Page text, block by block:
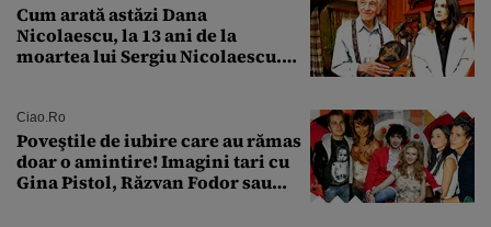
Cum arată astăzi Dana
Nicolaescu, la 13 ani de la
moartea lui Sergiu Nicolaescu.
Ciao.ro
Poveştile de iubire care au rămas
doar o amintire! Imagini tari cu
Gina Pistol, Răzvan Fodor sau